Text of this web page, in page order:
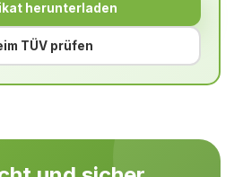
herunterladen
TÜV prüfen